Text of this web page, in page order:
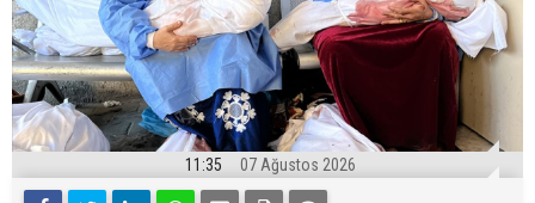
11:35 07 Ağustos 2026